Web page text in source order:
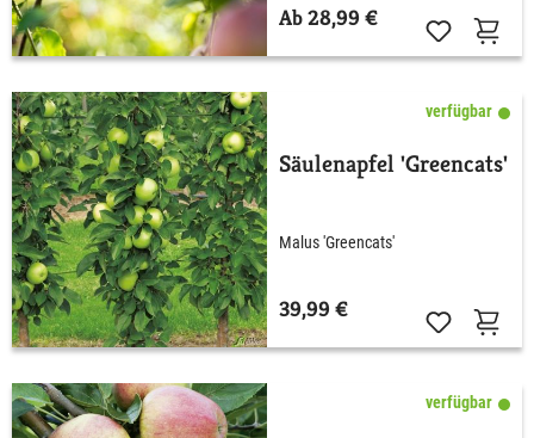
Ab 28,99 €
verfügbar
Säulenapfel 'Greencats'
Malus 'Greencats'
39,99 €
verfügbar